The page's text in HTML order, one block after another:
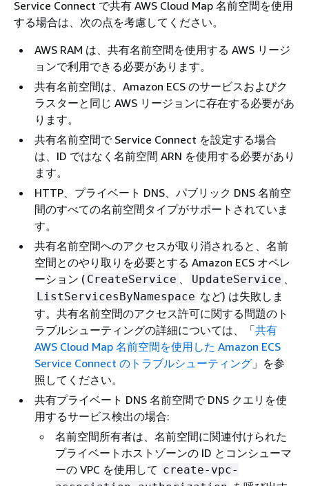
Service Connect で共有 AWS Cloud Map 名前空間を使用
する場合は、次の点を考慮してください。
AWS RAM は、共有名前空間を使用する AWS リージ
ョンで利用できる必要があります。
共有名前空間は、Amazon ECS のサービスおよびク
ラスターと同じ AWS リージョンに存在する必要があ
ります。
共有名前空間で Service Connect を設定する場合
は、ID ではなく名前空間 ARN を使用する必要があり
ます。
HTTP、プライベート DNS、パブリック DNS 名前空
間のすべての名前空間タイプがサポートされていま
す。
共有名前空間へのアクセスが取り消されると、名前
空間とのやり取りを必要とする Amazon ECS オペレ
ーション ( CreateService UpdateService
ListServicesByNamespace など) は失敗しま
す。共有名前空間のアクセス許可に関する問題のト
ラブルシューティングの詳細については、「共有
AWS Cloud Map 名前空間を使用した Amazon ECS
Service Connect のトラブルシューティング 」を参
照してください。
共有プライベート DNS 名前空間で DNS クエリを使
用するサービス検出の場合:
名前空間所有者は、名前空間に関連付けられた
プライベートホストゾーンの ID とコンシューマ
ーの VPC を使用して create-vpc-